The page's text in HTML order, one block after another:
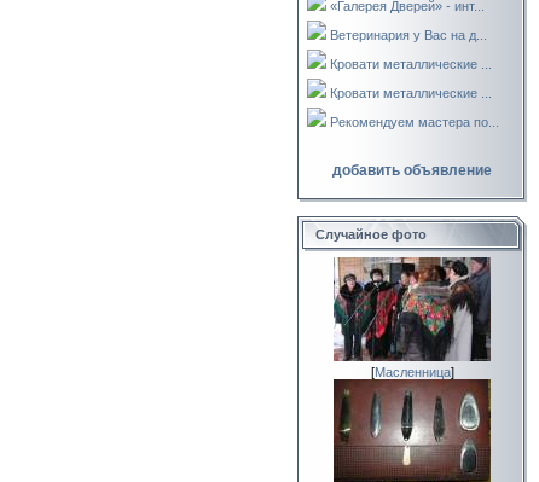
«Галерея Дверей» - инт...
Ветеринария у Вас на д...
Кровати металлические ...
Кровати металлические ...
Рекомендуем мастера по...
добавить объявление
Случайное фото
[Масленница]